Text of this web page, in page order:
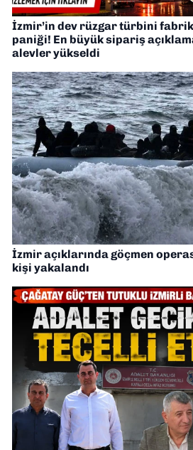
İzmir’in dev rüzgar türbini
paniği! En büyük sipariş
alevler yükseldi
İzmir açıklarında göçmen
kişi yakalandı